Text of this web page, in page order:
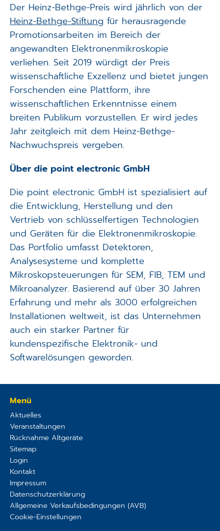
Der Heinz-Bethge-Preis wird jährlich von der
Heinz-Bethge-Stiftung für herausragende
Promotionsarbeiten im Bereich der
angewandten Elektronenmikroskopie
verliehen. Seit 2019 würdigt der Preis
wissenschaftliche Exzellenz und bietet jungen
Forschenden eine Plattform, ihre
wissenschaftlichen Erkenntnisse einem
breiten Publikum vorzustellen. Er wird jedes
Jahr zeitgleich mit dem Heinz-Bethge-
Nachwuchspreis vergeben.
Über die point electronic GmbH
Die point electronic GmbH ist spezialisiert auf
die Entwicklung, Herstellung und den
Vertrieb von schlüsselfertigen Technologien
und Geräten für die Elektronenmikroskopie.
Das Portfolio umfasst Detektoren,
Analysesysteme und komplette
Mikroskopsteuerungen für SEM, FIB, TEM und
Mikroanalyzer. Basierend auf über 30 Jahren
Erfahrung und mehr als 3000 erfolgreichen
Installationen weltweit, ist das Unternehmen
auch ein starker Partner für
kundenspezifische Elektronik- und
Softwarelösungen geworden.
Menü
Aktuelles
Veranstaltungen
Rücknahme Altgeräte
Sitemap
Login
Kontakt
Impressum
Datenschutzerklärung
Allgemeine Verkaufsbedingungen (AVB)
Cookie-Einstellungen